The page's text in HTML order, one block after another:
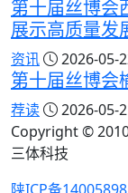
第十届丝博会
展示高质量发
资讯 2026-05-
第十届丝博会
荐读
2026-05-
Copyright ©
三体科技